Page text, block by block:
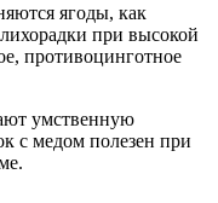
ягоды, как
при высокой
противоцинготное
умственную
с медом полезен при